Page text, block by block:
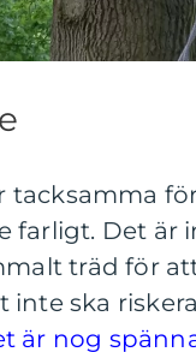
tacksamma
farligt. Det är
träd för
ska
är nog